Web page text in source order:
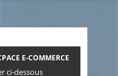
E-COMMERCE
ci-dessous